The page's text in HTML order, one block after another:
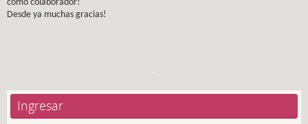
como colaborador!
Desde ya muchas gracias!
Ingresar